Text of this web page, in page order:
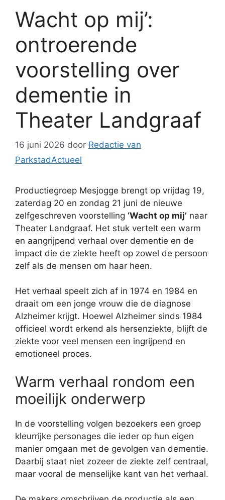
Wacht op mij’:
ontroerende
voorstelling over
dementie in
Theater Landgraaf
16 juni 2026 door Redactie van
ParkstadActueel
Productiegroep Mesjogge brengt op vrijdag 19,
zaterdag 20 en zondag 21 juni de nieuwe
zelfgeschreven voorstelling ‘Wacht op mij’ naar
Theater Landgraaf. Het stuk vertelt een warm
en aangrijpend verhaal over dementie en de
impact die de ziekte heeft op zowel de persoon
zelf als de mensen om haar heen.
Het verhaal speelt zich af in 1974 en 1984 en
draait om een jonge vrouw die de diagnose
Alzheimer krijgt. Hoewel Alzheimer sinds 1984
officieel wordt erkend als hersenziekte, blijft de
ziekte voor veel mensen een ingrijpend en
emotioneel proces.
Warm verhaal rondom een
moeilijk onderwerp
In de voorstelling volgen bezoekers een groep
kleurrijke personages die ieder op hun eigen
manier omgaan met de gevolgen van dementie.
Daarbij staat niet zozeer de ziekte zelf centraal,
maar vooral de menselijke kant van het verhaal.